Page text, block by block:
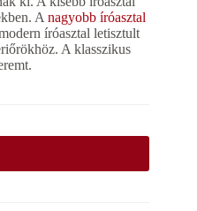
A nagyobb íróasztal
íróasztal letisztult
A klasszikus